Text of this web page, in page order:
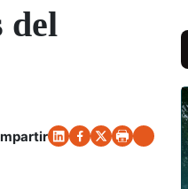
del